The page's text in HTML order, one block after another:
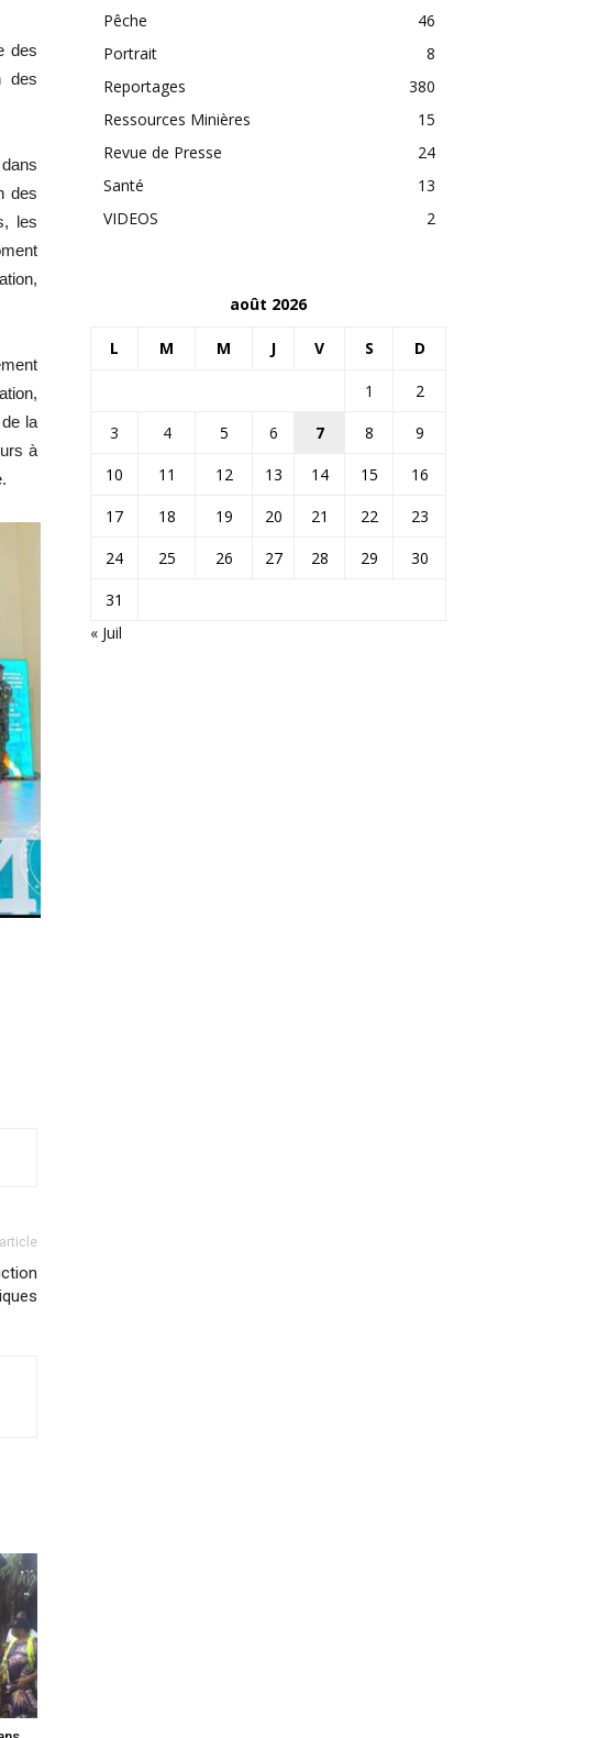
des
des
des
les
la
à
Pêche
46
Portrait
8
Reportages
380
Ressources Minières
15
Revue de Presse
24
Santé
13
VIDEOS
2
août 2026
L M M J V S D
1
2
3
4 5 6 7 8
9
10
11 12 13 14 15
16
17
18 19 20 21 22
23
24
25 26 27 28 29
30
31
« Juil